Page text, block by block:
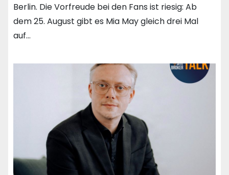
Berlin. Die Vorfreude bei den Fans ist riesig: Ab
dem 25. August gibt es Mia May gleich drei Mal
auf…